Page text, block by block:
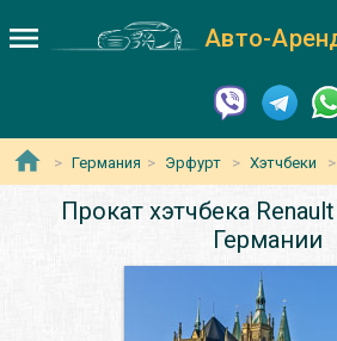
Авто-
Германия Эрфурт Хэтчбеки
Прокат хэтчбека
Германии